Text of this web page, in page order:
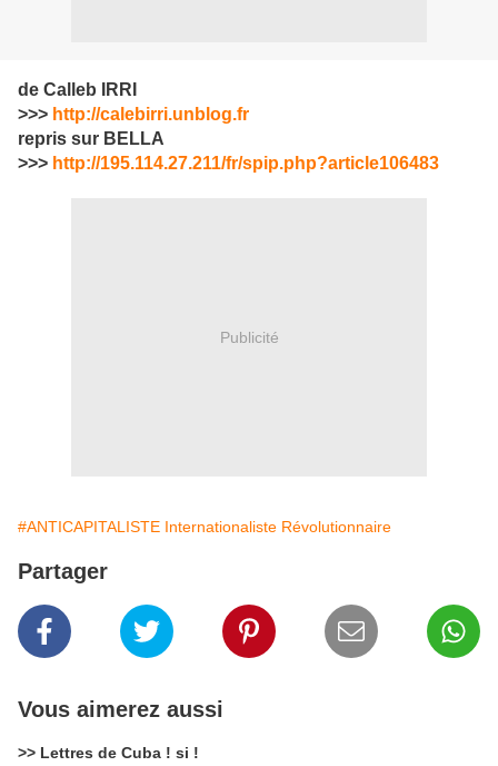
de Calleb IRRI
>>> http://calebirri.unblog.fr
repris sur BELLA
>>> http://195.114.27.211/fr/spip.php?article106483
Publicité
#ANTICAPITALISTE Internationaliste Révolutionnaire
Partager
Vous aimerez aussi
>> Lettres de Cuba ! si !